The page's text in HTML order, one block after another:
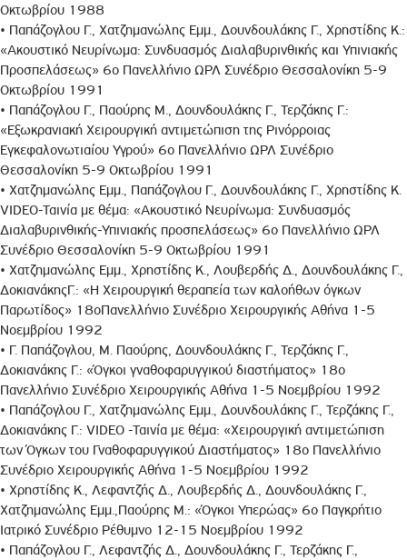
Οκτωβρίου 1988
• Παπάζογλου Γ., Χατζημανώλης Εμμ., Δουνδουλάκης Γ., Χρηστίδης Κ.:
«Ακουστικό Νευρίνωμα: Συνδυασμός Διαλαβυρινθικής και Υπινιακής
Προσπελάσεως» 6ο Πανελλήνιο ΩΡΛ Συνέδριο Θεσσαλονίκη 5-9
Οκτωβρίου 1991
• Παπάζογλου Γ., Παούρης Μ., Δουνδουλάκης Γ., Τερζάκης Γ.:
«Εξωκρανιακή Χειρουργική αντιμετώπιση της Ρινόρροιας
Εγκεφαλονωτιαίου Υγρού» 6ο Πανελλήνιο ΩΡΛ Συνέδριο
Θεσσαλονίκη 5-9 Οκτωβρίου 1991
• Χατζημανώλης Εμμ., Παπάζογλου Γ., Δουνδουλάκης Γ., Χρηστίδης Κ.
VIDΕΟ-Ταινία με θέμα: «Ακουστικό Νευρίνωμα: Συνδυασμός
Διαλαβυρινθικής-Υπινιακής προσπελάσεως» 6ο Πανελλήνιο ΩΡΛ
Συνέδριο Θεσσαλονίκη 5-9 Οκτωβρίου 1991
• Χατζημανώλης Εμμ., Χρηστίδης Κ., Λουβερδής Δ., Δουνδουλάκης Γ.,
ΔοκιανάκηςΓ.: «Η Χειρουργική θεραπεία των καλοήθων όγκων
Παρωτίδος» 18οΠανελλήνιο Συνέδριο Χειρουργικής Αθήνα 1-5
Νοεμβρίου 1992
• Γ. Παπάζογλου, Μ. Παούρης, Δουνδουλάκης Γ., Τερζάκης Γ.,
Δοκιανάκης Γ.: «Όγκοι γναθοφαρυγγικού διαστήματος» 18ο
Πανελλήνιο Συνέδριο Χειρουργικής Αθήνα 1-5 Νοεμβρίου 1992
• Παπάζογλου Γ., Χατζημανώλης Εμμ., Δουνδουλάκης Γ., Τερζάκης Γ.,
Δοκιανάκης Γ.: VIDΕΟ -Ταινία με θέμα: «Χειρουργική αντιμετώπιση
των Όγκων του Γναθοφαρυγγικού Διαστήματος» 18ο Πανελλήνιο
Συνέδριο Χειρουργικής Αθήνα 1-5 Νοεμβρίου 1992
• Χρηστίδης Κ., Λεφαντζής Δ., Λουβερδής Δ., Δουνδουλάκης Γ.,
Χατζημανώλης Εμμ.,Παούρης Μ.: «Όγκοι Υπερώας» 6ο Παγκρήτιο
Ιατρικό Συνέδριο Ρέθυμνο 12-15 Νοεμβρίου 1992
• Παπάζογλου Γ., Λεφαντζής Δ., Δουνδουλάκης Γ., Τερζάκης Γ.,